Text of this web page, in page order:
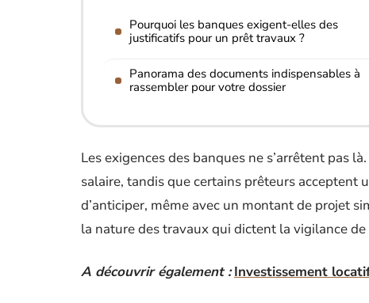
Pourquoi les banques exigent-elles des
justificatifs pour un prêt travaux ?
Panorama des documents indispensables à
rassembler pour votre dossier
Les exigences des banques ne s’arrêtent pas
salaire, tandis que certains prêteurs acceptent
d’anticiper, même avec un montant de projet
la nature des travaux qui dictent la vigilance de
A découvrir également : Investissement